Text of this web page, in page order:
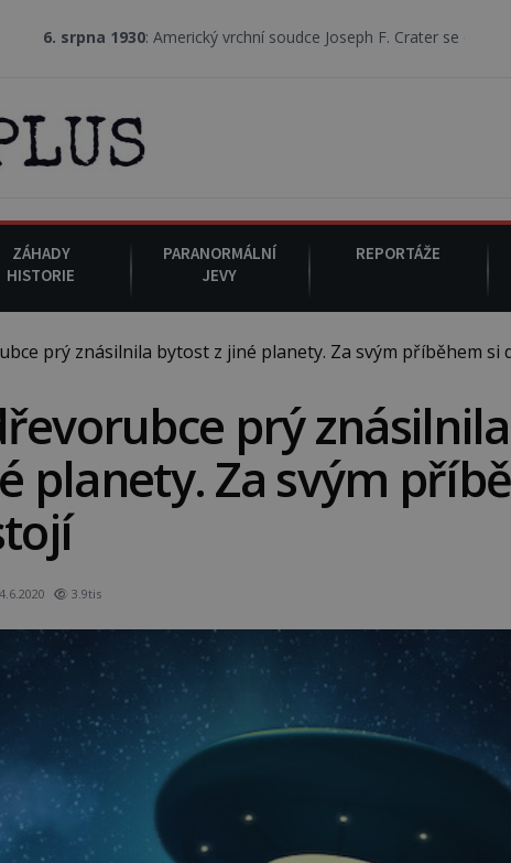
: Americký vrchní soudce Joseph F. Crater se 6. srpna 1930
ZÁHADY
HISTORIE
PARANORMÁLNÍ
JEVY
REPORTÁŽE
prý znásilnila bytost z jiné planety. Za svým příběhem si
prý znásilnila
planety. Za svým
3.9tis